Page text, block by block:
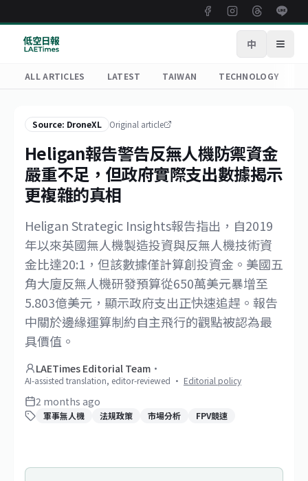
中 Open
ALL ARTICLES LATEST TAIWAN TECHNOLOGY
Source: DroneXL Original article
Heligan報告警告反無人機防禦資金
嚴重不足，但政府實際支出數據揭示
更複雜的真相
Heligan Strategic Insights報告指出，自2019
年以來英國無人機製造投資與反無人機技術資
金比達20:1，但該數據僅計算創投資金。美國五
角大廈反無人機研發預算從650萬美元暴增至
5.803億美元，顯示政府支出正快速追趕。報告
中關於邊緣運算制約自主飛行的觀點被認為最
具價值。
LAETimes Editorial Team ·
AI-assisted translation, editor-reviewed · Editorial policy
2 months ago
軍事無人機 法規政策 市場分析 FPV競速